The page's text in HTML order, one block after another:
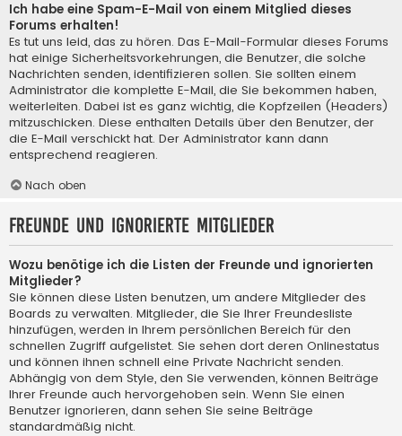
Ich habe eine Spam-E-Mail von einem Mitglied dieses
Forums erhalten!
Es tut uns leid, das zu hören. Das E-Mail-Formular dieses Forums
hat einige Sicherheitsvorkehrungen, die Benutzer, die solche
Nachrichten senden, identifizieren sollen. Sie sollten einem
Administrator die komplette E-Mail, die Sie bekommen haben,
weiterleiten. Dabei ist es ganz wichtig, die Kopfzeilen (Headers)
mitzuschicken. Diese enthalten Details über den Benutzer, der
die E-Mail verschickt hat. Der Administrator kann dann
entsprechend reagieren.
Nach oben
Freunde und ignorierte Mitglieder
Wozu benötige ich die Listen der Freunde und ignorierten
Mitglieder?
Sie können diese Listen benutzen, um andere Mitglieder des
Boards zu verwalten. Mitglieder, die Sie Ihrer Freundesliste
hinzufügen, werden in Ihrem persönlichen Bereich für den
schnellen Zugriff aufgelistet. Sie sehen dort deren Onlinestatus
und können ihnen schnell eine Private Nachricht senden.
Abhängig von dem Style, den Sie verwenden, können Beiträge
Ihrer Freunde auch hervorgehoben sein. Wenn Sie einen
Benutzer ignorieren, dann sehen Sie seine Beiträge
standardmäßig nicht.